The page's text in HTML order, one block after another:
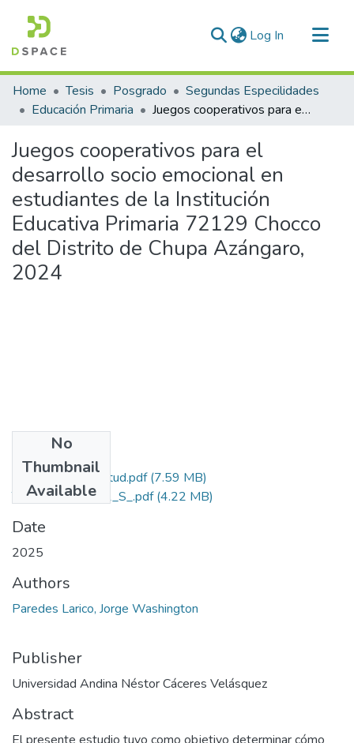
Log In (current)
Communities & Collections
All of DSpace
Home Tesis Posgrado
Segundas Especilidades
Educación Primaria
Juegos cooperativos para el desarrollo socio emocional en estudiantes de la Institución Educativa Primaria 72129 Chocco del Distrito de Chupa Azángaro, 2024
Juegos cooperativos para el
desarrollo socio emocional en
estudiantes de la Institución
Educativa Primaria 72129 Chocco
del Distrito de Chupa Azángaro,
2024
No
Thumbnail
Available
Grado de Similitud.pdf(7.59 MB)
T036_01323551_S_.pdf(4.22 MB)
Date
2025
Authors
Paredes Larico, Jorge Washington
Publisher
Universidad Andina Néstor Cáceres Velásquez
Abstract